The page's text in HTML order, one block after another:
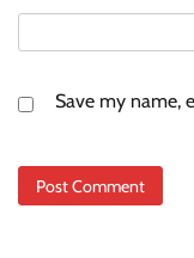
Save my name,